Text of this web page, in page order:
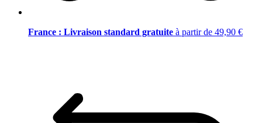
France : Livraison standard gratuite à partir de 49,90 €